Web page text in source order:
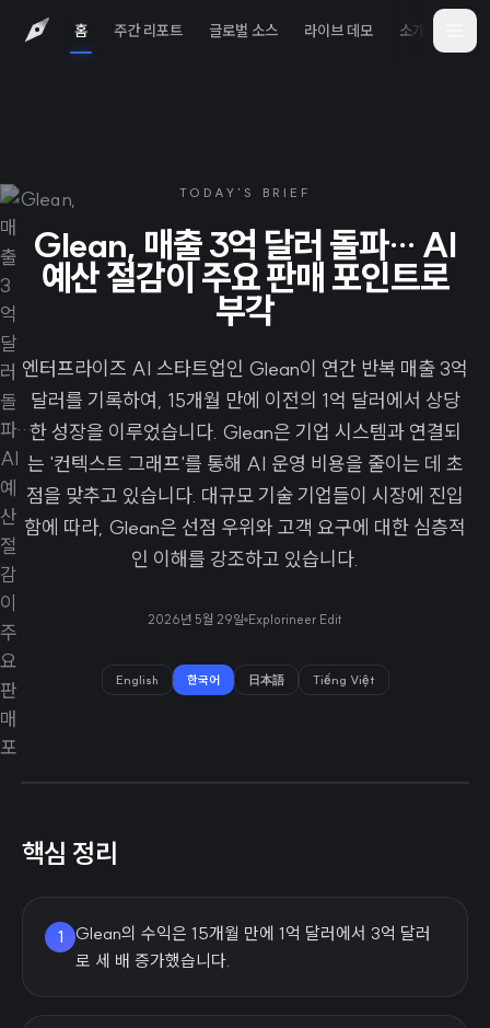
홈 주간 리포트 글로벌 소스 라이브 데모 소개
TODAY'S BRIEF
Glean, 매출 3억 달러 돌파… AI
예산 절감이 주요 판매 포인트로
부각
엔터프라이즈 AI 스타트업인 Glean이 연간 반복 매출 3억
달러를 기록하여, 15개월 만에 이전의 1억 달러에서 상당
한 성장을 이루었습니다. Glean은 기업 시스템과 연결되
는 '컨텍스트 그래프'를 통해 AI 운영 비용을 줄이는 데 초
점을 맞추고 있습니다. 대규모 기술 기업들이 시장에 진입
함에 따라, Glean은 선점 우위와 고객 요구에 대한 심층적
인 이해를 강조하고 있습니다.
2026년 5월 29일 Explorineer Edit
English 한국어 日本語 Tiếng Việt
핵심 정리
1
Glean의 수익은 15개월 만에 1억 달러에서 3억 달러
로 세 배 증가했습니다.